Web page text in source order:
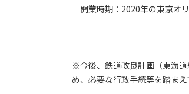
開業時期：2020年の東京オ
※今後、鉄道改良計画（東海
め、必要な行政手続等を踏まえ